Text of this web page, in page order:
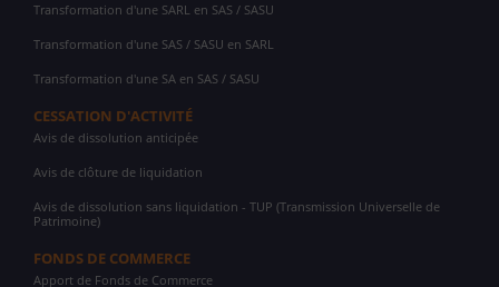
Transformation d'une SARL en SAS / SASU
Transformation d'une SAS / SASU en SARL
Transformation d'une SA en SAS / SASU
CESSATION D'ACTIVITÉ
Avis de dissolution anticipée
Avis de clôture de liquidation
Avis de dissolution sans liquidation - TUP (Transmission Universelle de
Patrimoine)
FONDS DE COMMERCE
Apport de Fonds de Commerce